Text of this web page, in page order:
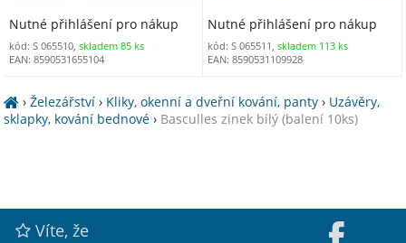
Nutné přihlášení pro nákup
kód: S 065510, skladem 85 ks
EAN: 8590531655104
Nutné přihlášení pro nákup
kód: S 065511,skladem 113 ks
EAN: 8590531109928
›Železářství › Kliky, okenní a dveřní kování, panty › Uzávěry,
sklapky, kování bednové › Basculles zinek bílý (balení 10ks)
Víte, že